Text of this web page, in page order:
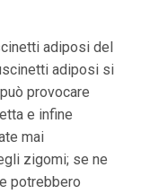
adiposi del
adiposi si
provocare
e infine
mai
zigomi; se ne
potrebbero